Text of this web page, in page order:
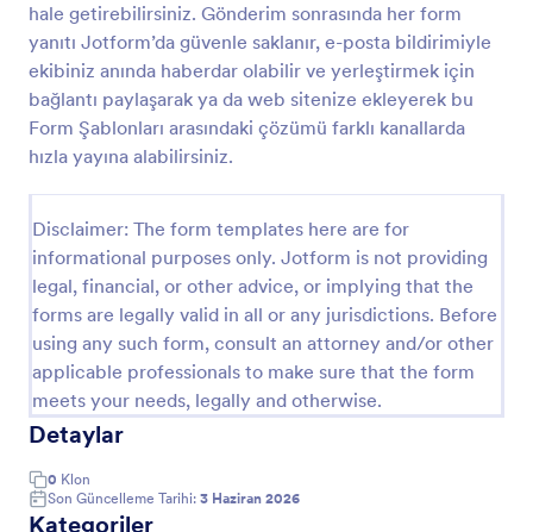
hale getirebilirsiniz. Gönderim sonrasında her form
yanıtı Jotform’da güvenle saklanır, e-posta bildirimiyle
ekibiniz anında haberdar olabilir ve yerleştirmek için
bağlantı paylaşarak ya da web sitenize ekleyerek bu
Form Şablonları arasındaki çözümü farklı kanallarda
hızla yayına alabilirsiniz.
Disclaimer: The form templates here are for
informational purposes only. Jotform is not providing
legal, financial, or other advice, or implying that the
forms are legally valid in all or any jurisdictions. Before
using any such form, consult an attorney and/or other
applicable professionals to make sure that the form
meets your needs, legally and otherwise.
Detaylar
0 Klon
Son Güncelleme Tarihi: 3 Haziran 2026
Kategoriler
Gayrimenkul Değerlendirme Anketi
Emlak Değerlendirme Formu, taşınmaz
incelemelerini standartlaştırmak isteyen emlak
profesyonellerinin veri toplama sürecini
hızlandırmasına ve form yanıtlarını Jotform
üzerinden düzenli biçimde takip etmesine yardımcı
olur.
Go to Category:
Emlak Formları
Şablon Kullan
Önizleme